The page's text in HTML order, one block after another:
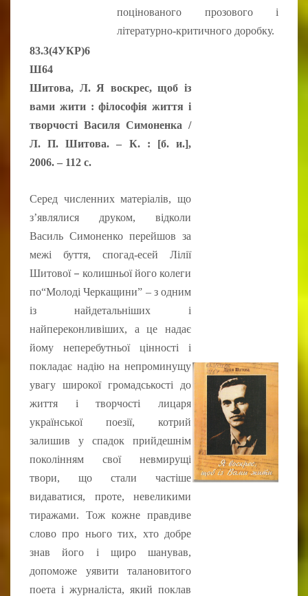
поцінованого прозового і
літературно-критичного доробку.
83.3(4УКР)6
Ш64
Шитова, Л. Я воскрес, щоб із
вами жити : філософія життя і
творчості Василя Симоненка /
Л. П. Шитова. – К. : [б. и.],
2006. – 112 с.
Серед численних матеріалів, що
з’являлися друком, відколи
Василь Симоненко перейшов за
межі буття, спогад-есей Лілії
Шитової – колишньої його колеги
по“Молоді Черкащини” – з одним
із найдетальніших і
найпереконливіших, а це надає
йому неперебутньої цінності і
покладає надію на непроминущу
увагу широкої громадськості до
життя і творчості лицаря
української поезії, котрий
залишив у спадок прийдешнім
поколінням свої невмирущі
твори, що стали частіше
видаватися, проте, невеликими
тиражами. Тож кожне правдиве
слово про нього тих, хто добре
знав його і щиро шанував,
допоможе уявити талановитого
поета і журналіста, який поклав